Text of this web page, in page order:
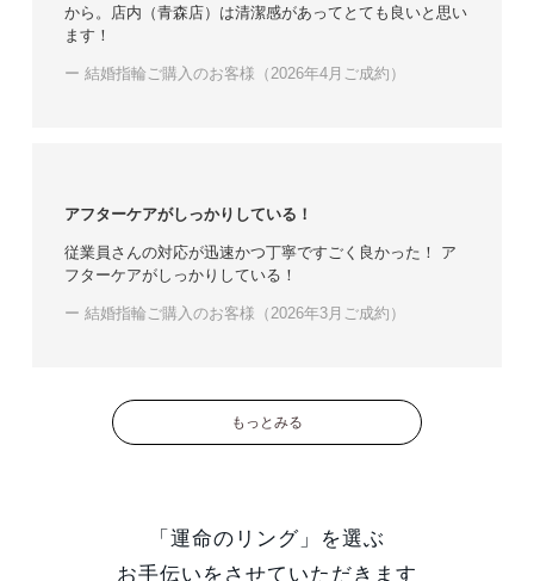
から。店内（青森店）は清潔感があってとても良いと思い
ます！
ー 結婚指輪ご購入のお客様（2026年4月ご成約）
アフターケアがしっかりしている！
従業員さんの対応が迅速かつ丁寧ですごく良かった！ ア
フターケアがしっかりしている！
ー 結婚指輪ご購入のお客様（2026年3月ご成約）
もっとみる
「運命のリング」を選ぶ
お手伝いをさせていただきます